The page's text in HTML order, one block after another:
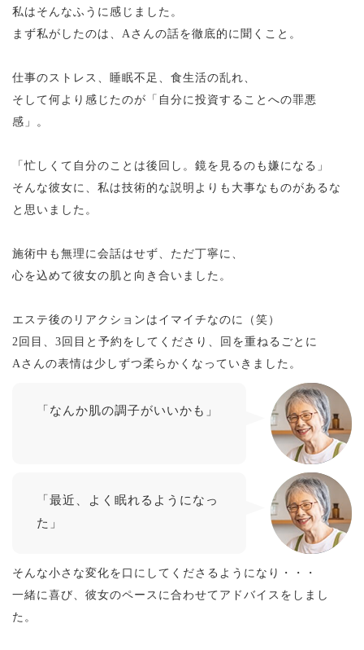
私はそんなふうに感じました。
まず私がしたのは、Aさんの話を徹底的に聞くこと。
仕事のストレス、睡眠不足、食生活の乱れ、
そして何より感じたのが「自分に投資することへの罪悪
感」。
「忙しくて自分のことは後回し。鏡を見るのも嫌になる」
そんな彼女に、私は技術的な説明よりも大事なものがあるな
と思いました。
施術中も無理に会話はせず、ただ丁寧に、
心を込めて彼女の肌と向き合いました。
エステ後のリアクションはイマイチなのに（笑）
2回目、3回目と予約をしてくださり、回を重ねるごとに
Aさんの表情は少しずつ柔らかくなっていきました。
「なんか肌の調子がいいかも」
「最近、よく眠れるようになっ
た」
そんな小さな変化を口にしてくださるようになり・・・
一緒に喜び、彼女のペースに合わせてアドバイスをしまし
た。